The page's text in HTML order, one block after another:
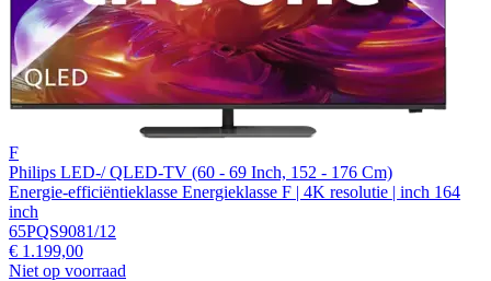
F
Philips LED-/ QLED-TV (60 - 69 Inch, 152 - 176 Cm)
Energie-efficiëntieklasse Energieklasse F | 4K resolutie | inch 164
inch
65PQS9081/12
€ 1.199,00
Niet op voorraad